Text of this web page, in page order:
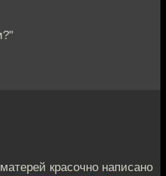
красочно написано